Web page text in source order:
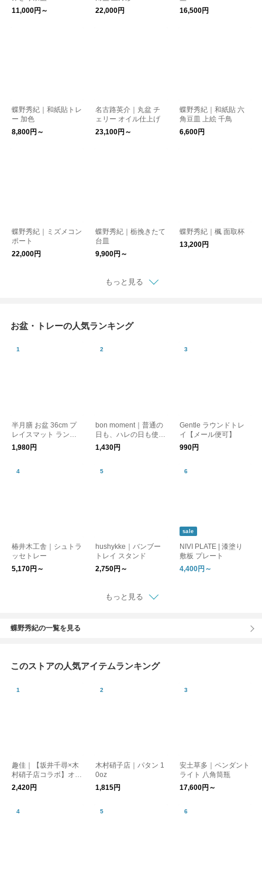
11,000円～
22,000円
16,500円
蝶野秀紀｜和紙貼トレ
ー 加色
8,800円～
名古路英介｜丸盆 チ
ェリー オイル仕上げ
23,100円～
蝶野秀紀｜和紙貼 六
角豆皿 上絵 千鳥
6,600円
蝶野秀紀｜ミズメコン
ポート
22,000円
蝶野秀紀｜栃挽きたて
台皿
9,900円～
蝶野秀紀｜楓 面取杯
13,200円
もっと見る
お盆・トレーの人気ランキング
半月膳 お盆 36cm プ
レイスマット ランチ
ョンマット 天然木 お
正月
1,980円
bon moment｜普通の
日も、ハレの日も使い
やすい 半月膳 トレー
山中塗 日本製
1,430円
Gentle ラウンドトレ
イ【メール便可】
990円
椿井木工舎｜シュトラ
ッセトレー
5,170円～
hushykke｜バンブー
トレイ スタンド
2,750円～
sale
NIVI PLATE | 漆塗り
敷板 プレート
4,400円～
もっと見る
蝶野秀紀の一覧を見る
このストアの人気アイテムランキング
趣佳｜【坂井千尋×木
村硝子店コラボ】オリ
ジナルタンブラー 森
と犬 棚猫
2,420円
木村硝子店｜パタン 1
0oz
1,815円
安土草多｜ペンダント
ライト 八角筒瓶
17,600円～